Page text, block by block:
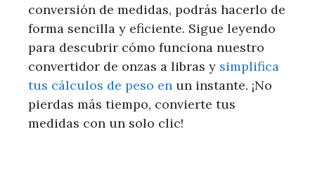
conversión de medidas, podrás hacerlo de
forma sencilla y eficiente. Sigue leyendo
para descubrir cómo funciona nuestro
convertidor de onzas a libras y simplifica
tus cálculos de peso en un instante. ¡No
pierdas más tiempo, convierte tus
medidas con un solo clic!